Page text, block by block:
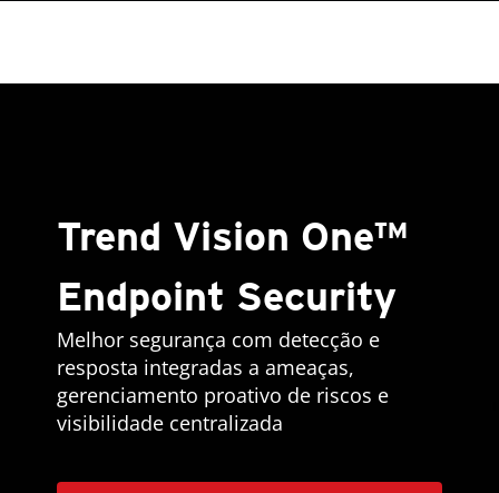
Trend Vision One™
Endpoint Security
Melhor segurança com detecção e
resposta integradas a ameaças,
gerenciamento proativo de riscos e
visibilidade centralizada